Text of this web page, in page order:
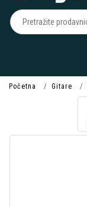
Početna Gitare